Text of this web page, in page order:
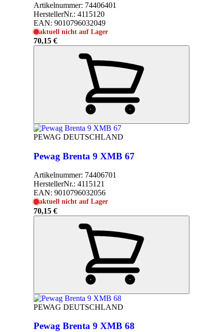
Artikelnummer: 74406401
HerstellerNr.: 4115120
EAN: 9010796032049
aktuell nicht auf Lager
70,15 €
PEWAG DEUTSCHLAND
Pewag Brenta 9 XMB 67
Artikelnummer: 74406701
HerstellerNr.: 4115121
EAN: 9010796032056
aktuell nicht auf Lager
70,15 €
PEWAG DEUTSCHLAND
Pewag Brenta 9 XMB 68